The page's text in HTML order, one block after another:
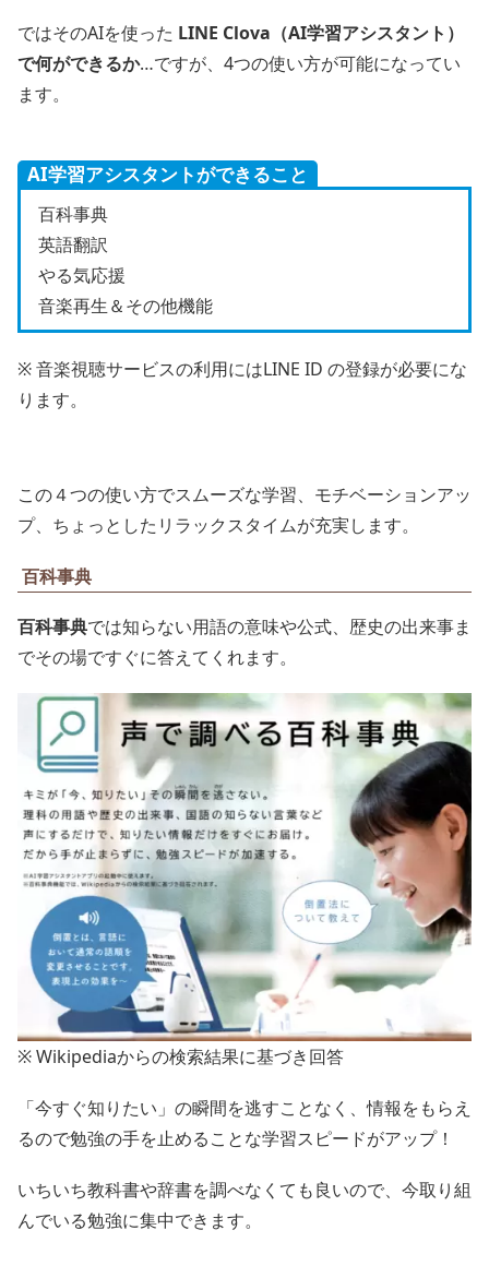
ではそのAIを使った LINE Clova（AI学習アシスタント）
で何ができるか…ですが、4つの使い方が可能になってい
ます。
AI学習アシスタントができること
百科事典
英語翻訳
やる気応援
音楽再生＆その他機能
※ 音楽視聴サービスの利用にはLINE ID の登録が必要にな
ります。
この４つの使い方でスムーズな学習、モチベーションアッ
プ、ちょっとしたリラックスタイムが充実します。
百科事典
百科事典では知らない用語の意味や公式、歴史の出来事ま
でその場ですぐに答えてくれます。
※ Wikipediaからの検索結果に基づき回答
「今すぐ知りたい」の瞬間を逃すことなく、情報をもらえ
るので勉強の手を止めることな学習スピードがアップ！
いちいち教科書や辞書を調べなくても良いので、今取り組
んでいる勉強に集中できます。